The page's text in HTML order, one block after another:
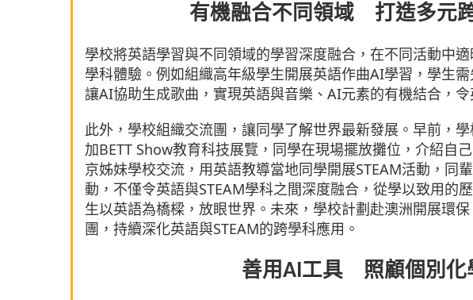
有機融合不同領域 打造多元
學校將英語學習與不同領域的學習深度融合，在不同活動中
學科體驗。例如組織高年級學生開展英語作曲AI學習，學生
讓AI協助生成歌曲，實現英語與音樂、AI元素的有機結合，令
此外，學校組織交流團，讓同學了解世界最新發展。早前，
加BETT Show教育科技展覽，同學在現場擺放攤位，介紹自
京姊妹學校交流，用英語教導當地同學開展STEAM活動，同
動，不僅令英語與STEAM學科之間深度融合，從學以致用的
生以英語為橋樑，放眼世界。未來，學校計劃赴澳洲開展環
團，持續深化英語與STEAM的跨學科應用。
善用AI工具 照顧個別化